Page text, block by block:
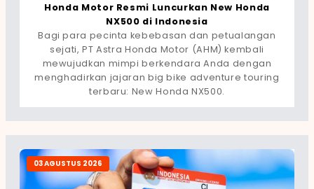
Honda Motor Resmi Luncurkan New Honda
NX500 di Indonesia
Bagi para pecinta kebebasan dan petualangan
sejati, PT Astra Honda Motor (AHM) kembali
mewujudkan mimpi berkendara Anda dengan
menghadirkan jajaran big bike adventure touring
terbaru: New Honda NX500.
03 AGUSTUS 2026